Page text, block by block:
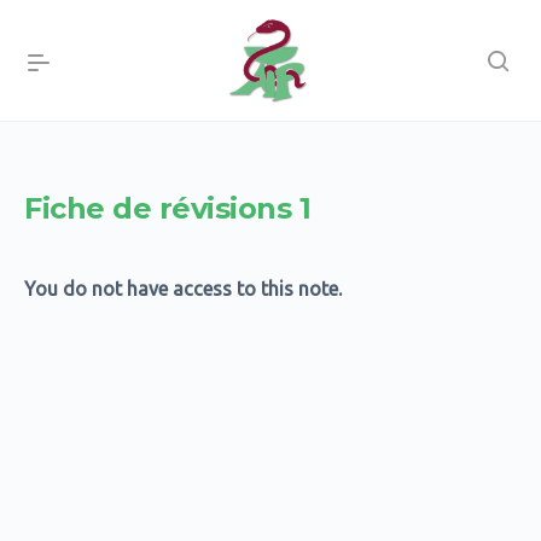
Fiche de révisions 1
You do not have access to this note.